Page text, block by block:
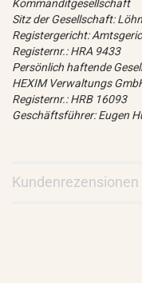
Kommanditgesellschaft
Sitz der Gesellschaft:
Registergericht:
Registernr.: HRA 9433
Persönlich haftende
HEXIM Verwaltungs
Registernr.: HRB 16093
Geschäftsführer: Eugen
Kundenrezensionen